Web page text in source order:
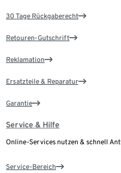
30 Tage Rückgaberecht
Retouren-Gutschrift
Reklamation
Ersatzteile & Reparatur
Garantie
Service & Hilfe
Online-Services nutzen & schnell
Service-Bereich